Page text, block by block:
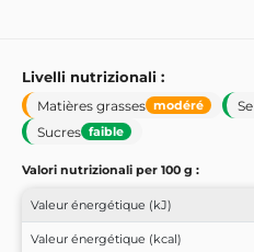
Livelli nutrizionali :
Matières grasses modéré
Sucres faible
Valori nutrizionali per 100 g :
Valeur énergétique (kJ)
Valeur énergétique (kcal)